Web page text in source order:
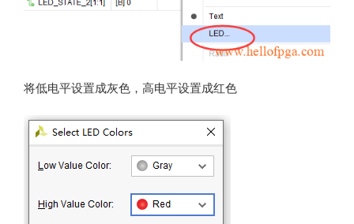
将低电平设置成灰色，高电平设置成红色